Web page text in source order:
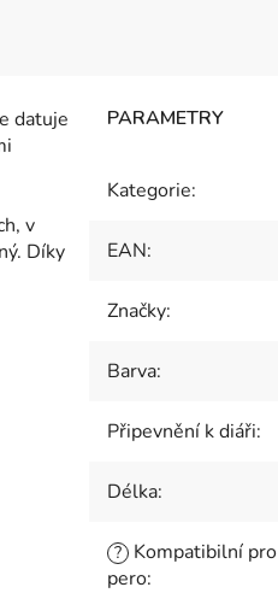
datuje
v
Díky
Kategorie:
EAN:
Značky:
Barva:
Připevnění k diáři:
Délka:
? Kompatibilní pro
pero: